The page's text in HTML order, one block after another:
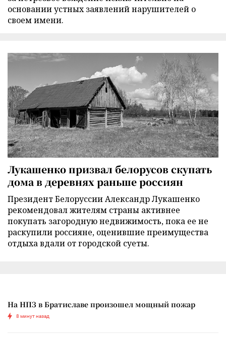
основании устных заявлений нарушителей о
своем имени.
Лукашенко призвал белорусов скупать
дома в деревнях раньше россиян
Президент Белоруссии Александр Лукашенко
рекомендовал жителям страны активнее
покупать загородную недвижимость, пока ее не
раскупили россияне, оценившие преимущества
отдыха вдали от городской суеты.
На НПЗ в Братиславе произошел мощный пожар
8 минут назад